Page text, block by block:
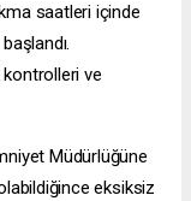
saatleri içinde
ve
Müdürlüğüne
eksiksiz